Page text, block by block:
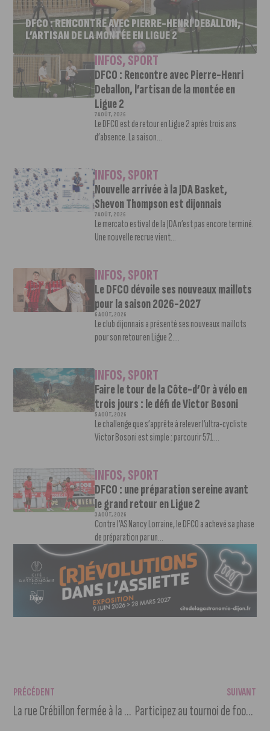
DFCO : RENCONTRE AVEC PIERRE-HENRI DEBALLON,
L’ARTISAN DE LA MONTÉE EN LIGUE 2
INFOS,SPORT
DFCO : Rencontre avec Pierre-Henri
Deballon, l’artisan de la montée en
Ligue 2
7 AOÛT, 2026
Le DFCO est de retour en Ligue 2 après trois ans
d’absence. La saison...
INFOS,SPORT
Nouvelle arrivée à la JDA Basket,
Shevon Thompson est dijonnais
7 AOÛT, 2026
Le mercato estival de la JDA n’est pas encore terminé.
Une nouvelle recrue vient...
INFOS,SPORT
Le DFCO dévoile ses nouveaux maillots
pour la saison 2026-2027
6 AOÛT, 2026
Le club dijonnais a présenté ses nouveaux maillots
pour son retour en Ligue 2....
INFOS,SPORT
Faire le tour de la Côte-d’Or à vélo en
trois jours : le défi de Victor Bosoni
5 AOÛT, 2026
Le challenge que s’apprête à relever l’ultra-cycliste
Victor Bosoni est simple : parcourir 571...
INFOS,SPORT
DFCO : une préparation sereine avant
le grand retour en Ligue 2
3 AOÛT, 2026
Contre l’AS Nancy Lorraine, le DFCO a achevé sa phase
de préparation par un...
PRÉCÉDENT
La rue Crébillon fermée à la circulation jusqu’à avril.
SUIVANT
Participez au tournoi de foot féminin du Klube le 8 mars